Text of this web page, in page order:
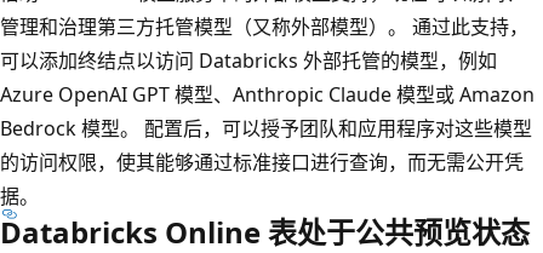
管理和治理第三方托管模型（又称外部模型）。 通过此支持，
可以添加终结点以访问 Databricks 外部托管的模型，例如
Azure OpenAI GPT 模型、Anthropic Claude 模型或 Amazon
Bedrock 模型。 配置后，可以授予团队和应用程序对这些模型
的访问权限，使其能够通过标准接口进行查询，而无需公开凭
据。
Databricks Online 表处于公共预览状态